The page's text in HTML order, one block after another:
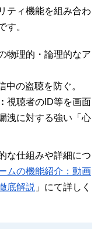
ティ機能を組み合わ
す。
物理的・論理的なア
中の盗聴を防ぐ。
視聴者のID等を画面
洩に対する強い「心
な仕組みや詳細につ
ムの機能紹介：動画
底解説 」にて詳しく